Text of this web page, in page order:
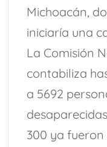
Michoacán,
iniciaría una
La Comisión
contabiliza
a 5692
300 ya fueron